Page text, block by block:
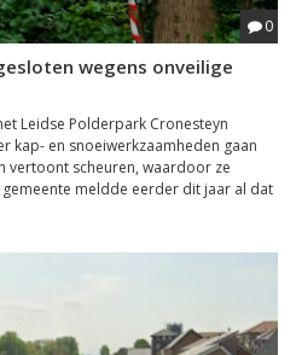
0
wegens onveilige
Leidse Polderpark Cronesteyn
kap- en snoeiwerkzaamheden gaan
vertoont scheuren, waardoor ze
meldde eerder dit jaar al dat